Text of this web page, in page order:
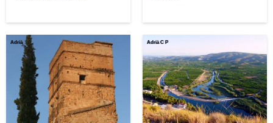
Adrià Adrià C P